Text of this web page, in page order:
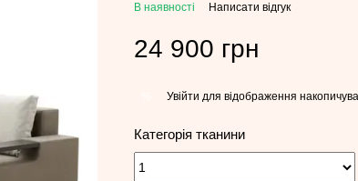
В наявності Написати відгук
24 900 грн
Увійти для відображення
Категорія тканини